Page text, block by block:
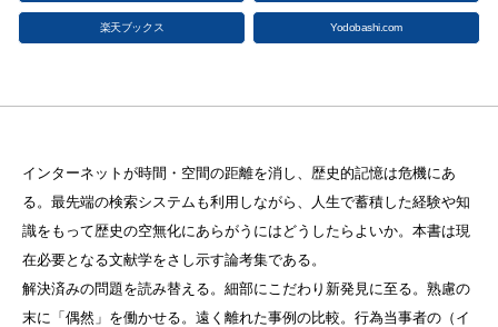
楽天ブックス Yodobashi.com
インターネットが時間・空間の距離を消し、歴史的記憶は危機にあ
る。最先端の検索システムも利用しながら、人生で蓄積した経験や知
識をもって歴史の空無化にあらがうにはどうしたらよいか。本書は現
在必要となる文献学をさし示す論考集である。
解決済みの問題を読み替える。細部にこだわり新発見に至る。熟慮の
末に「偶然」を働かせる。遠く離れた事例の比較。行為当事者の（イ